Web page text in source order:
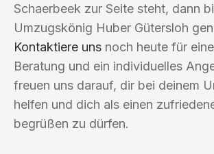
Schaerbeek zur Seite steht, dann
Umzugskönig Huber Gütersloh
Kontaktiere uns noch heute für
Beratung und ein individuelles
freuen uns darauf, dir bei deinem
helfen und dich als einen
begrüßen zu dürfen.